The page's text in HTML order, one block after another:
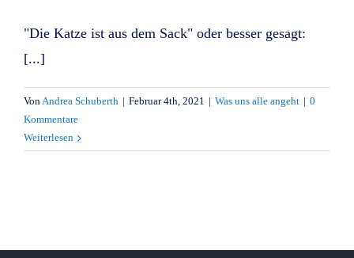
"Die Katze ist aus dem Sack" oder besser gesagt:
[...]
VonAndrea Schuberth | Februar 4th, 2021 | Was uns alle angeht | 0
Kommentare
Weiterlesen